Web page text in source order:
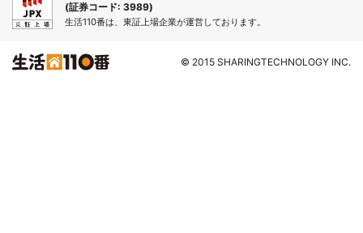
(証券コード: 3989)
生活110番は、東証上場企業が運営しております。
© 2015 SHARINGTECHNOLOGY INC.